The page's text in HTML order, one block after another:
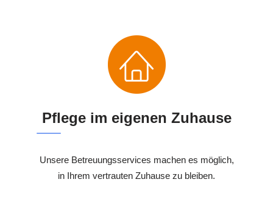
Pflege im eigenen Zuhause
Unsere Betreuungsservices machen es möglich,
in Ihrem vertrauten Zuhause zu bleiben.